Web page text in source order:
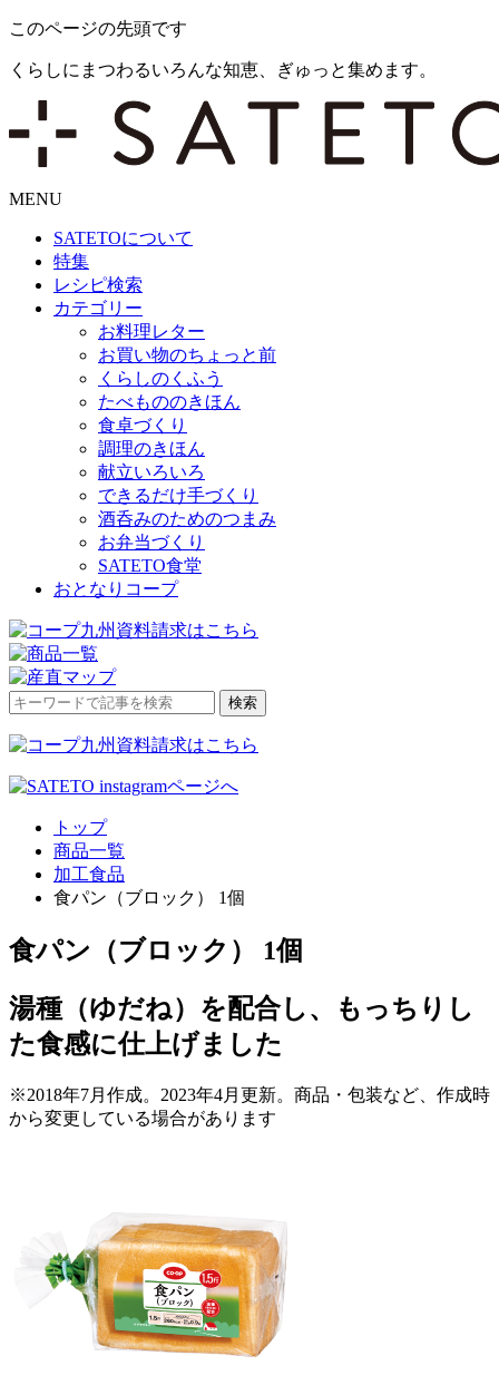
このページの先頭です
くらしにまつわるいろんな知恵、ぎゅっと集めます。
MENU
SATETOについて
特集
レシピ検索
カテゴリー
お料理レター
お買い物のちょっと前
くらしのくふう
たべもののきほん
食卓づくり
調理のきほん
献立いろいろ
できるだけ手づくり
酒呑みのためのつまみ
お弁当づくり
SATETO食堂
おとなりコープ
検
対
検索
トップ
商品一覧
加工食品
食パン（ブロック） 1個
食パン（ブロック） 1個
湯種（ゆだね）を配合し、もっちりし
た食感に仕上げました
※2018年7月作成。2023年4月更新。商品・包装など、作成時
から変更している場合があります